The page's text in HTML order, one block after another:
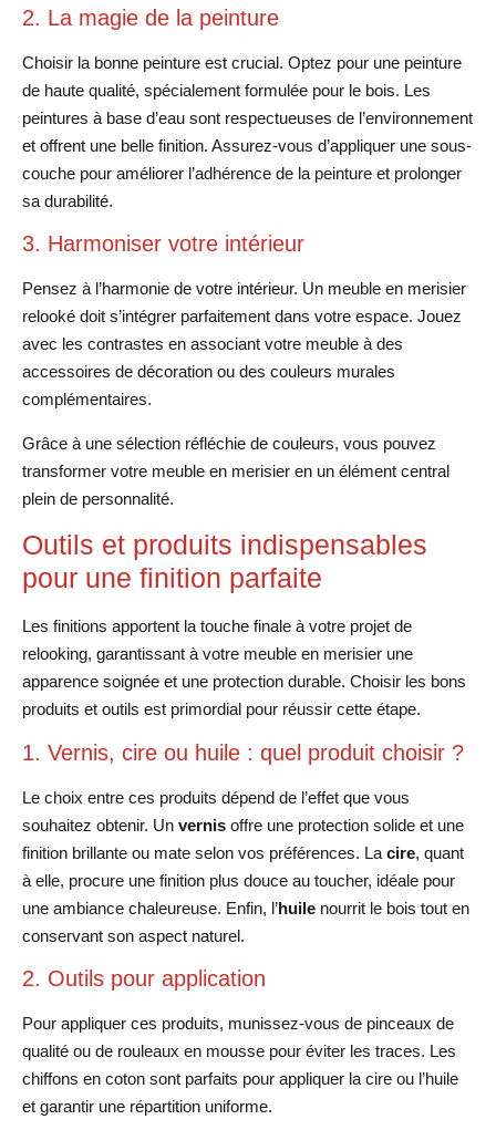
2. La magie de la peinture
Choisir la bonne peinture est crucial. Optez pour une peinture
de haute qualité, spécialement formulée pour le bois. Les
peintures à base d’eau sont respectueuses de l’environnement
et offrent une belle finition. Assurez-vous d’appliquer une sous-
couche pour améliorer l’adhérence de la peinture et prolonger
sa durabilité.
3. Harmoniser votre intérieur
Pensez à l’harmonie de votre intérieur. Un meuble en merisier
relooké doit s’intégrer parfaitement dans votre espace. Jouez
avec les contrastes en associant votre meuble à des
accessoires de décoration ou des couleurs murales
complémentaires.
Grâce à une sélection réfléchie de couleurs, vous pouvez
transformer votre meuble en merisier en un élément central
plein de personnalité.
Outils et produits indispensables
pour une finition parfaite
Les finitions apportent la touche finale à votre projet de
relooking, garantissant à votre meuble en merisier une
apparence soignée et une protection durable. Choisir les bons
produits et outils est primordial pour réussir cette étape.
1. Vernis, cire ou huile : quel produit choisir ?
Le choix entre ces produits dépend de l’effet que vous
souhaitez obtenir. Un vernis offre une protection solide et une
finition brillante ou mate selon vos préférences. La cire, quant
à elle, procure une finition plus douce au toucher, idéale pour
une ambiance chaleureuse. Enfin, l’huile nourrit le bois tout en
conservant son aspect naturel.
2. Outils pour application
Pour appliquer ces produits, munissez-vous de pinceaux de
qualité ou de rouleaux en mousse pour éviter les traces. Les
chiffons en coton sont parfaits pour appliquer la cire ou l’huile
et garantir une répartition uniforme.